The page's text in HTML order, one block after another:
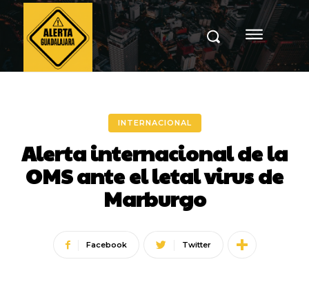
INTERNACIONAL
Alerta internacional de la
OMS ante el letal virus de
Marburgo
Facebook Twitter